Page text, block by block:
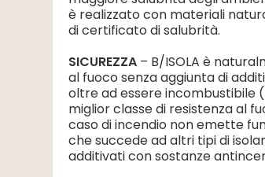
è realizzato con materiali
di certificato di salubrità.
SICUREZZA – B/ISOLA è
al fuoco senza aggiunta di
oltre ad essere incombustibile
miglior classe di resistenza al
caso di incendio non emette
che succede ad altri tipi di
additivati con sostanze